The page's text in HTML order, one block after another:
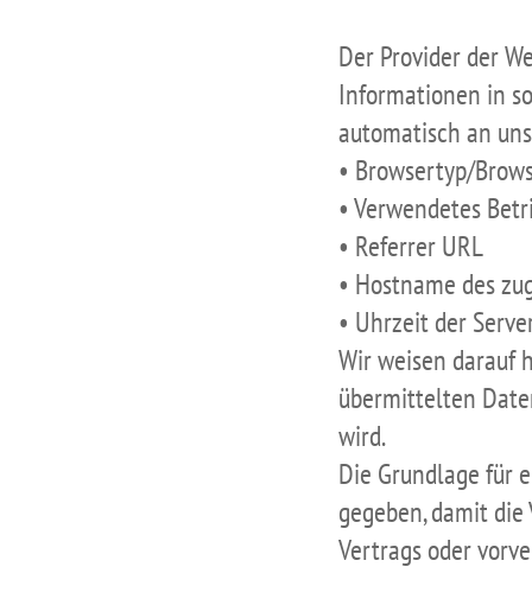
Der Provider der
Informationen in
automatisch an
• Browsertyp/
• Verwendetes
• Referrer URL
• Hostname des
• Uhrzeit der
Wir weisen darauf
übermittelten
wird.
Die Grundlage für
gegeben, damit
Vertrags oder